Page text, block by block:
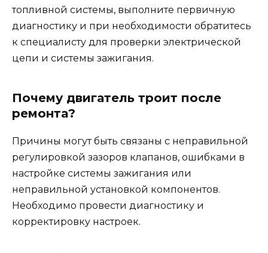
топливной системы, выполните первичную
диагностику и при необходимости обратитесь
к специалисту для проверки электрической
цепи и системы зажигания.
Почему двигатель троит после
ремонта?
Причины могут быть связаны с неправильной
регулировкой зазоров клапанов, ошибками в
настройке системы зажигания или
неправильной установкой компонентов.
Необходимо провести диагностику и
корректировку настроек.